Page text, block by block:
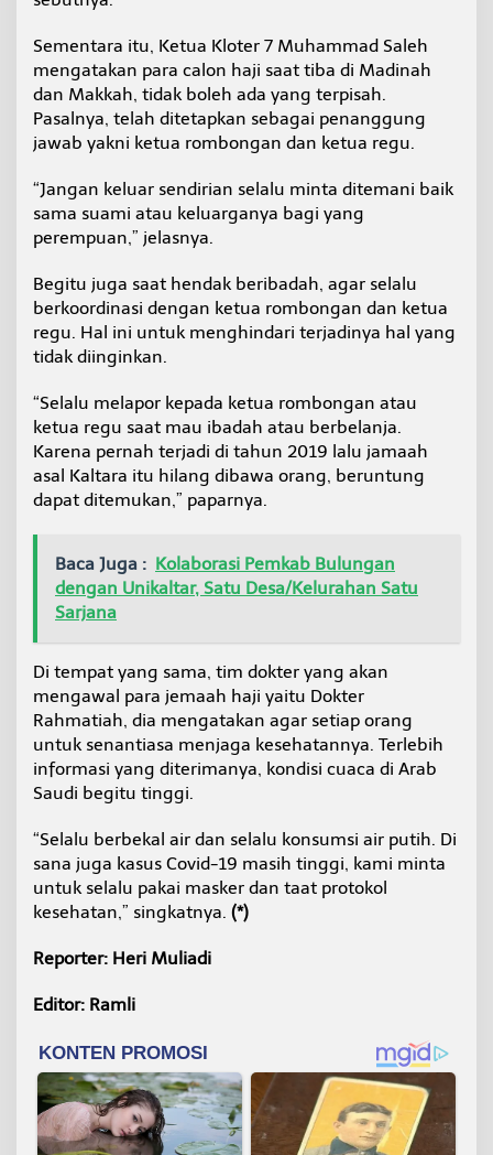
Sementara itu, Ketua Kloter 7 Muhammad Saleh
mengatakan para calon haji saat tiba di Madinah
dan Makkah, tidak boleh ada yang terpisah.
Pasalnya, telah ditetapkan sebagai penanggung
jawab yakni ketua rombongan dan ketua regu.
“Jangan keluar sendirian selalu minta ditemani baik
sama suami atau keluarganya bagi yang
perempuan,” jelasnya.
Begitu juga saat hendak beribadah, agar selalu
berkoordinasi dengan ketua rombongan dan ketua
regu. Hal ini untuk menghindari terjadinya hal yang
tidak diinginkan.
“Selalu melapor kepada ketua rombongan atau
ketua regu saat mau ibadah atau berbelanja.
Karena pernah terjadi di tahun 2019 lalu jamaah
asal Kaltara itu hilang dibawa orang, beruntung
dapat ditemukan,” paparnya.
Baca Juga : Kolaborasi Pemkab Bulungan
dengan Unikaltar, Satu Desa/Kelurahan Satu
Sarjana
Di tempat yang sama, tim dokter yang akan
mengawal para jemaah haji yaitu Dokter
Rahmatiah, dia mengatakan agar setiap orang
untuk senantiasa menjaga kesehatannya. Terlebih
informasi yang diterimanya, kondisi cuaca di Arab
Saudi begitu tinggi.
“Selalu berbekal air dan selalu konsumsi air putih. Di
sana juga kasus Covid-19 masih tinggi, kami minta
untuk selalu pakai masker dan taat protokol
kesehatan,” singkatnya. (*)
Reporter: Heri Muliadi
Editor: Ramli